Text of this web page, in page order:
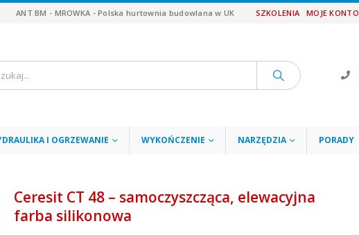
ANT BM - MROWKA - Polska hurtownia budowlana w UK SZKOLENIA MOJE KONTO
I OGRZEWANIE WYKOŃCZENIE NARZĘDZIA PORADY
Ceresit CT 48 – samoczyszcząca, elewacyjna
farba silikonowa